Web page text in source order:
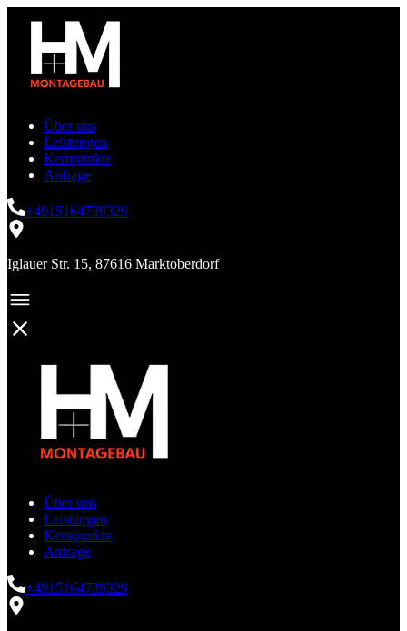
Über uns
Leistungen
Kernpunkte
Anfrage
+4915164739329
Iglauer Str. 15, 87616 Marktoberdorf
Über uns
Leistungen
Kernpunkte
Anfrage
+4915164739329